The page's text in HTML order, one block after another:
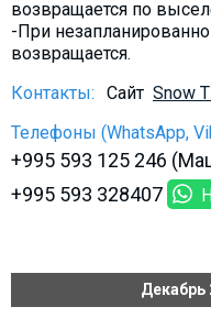
возвращается по
-При
возвращается.
Контакты:
Сайт Snow
Телефоны (WhatsApp,
+995 593 125 246
+995 593 328407
Декабрь